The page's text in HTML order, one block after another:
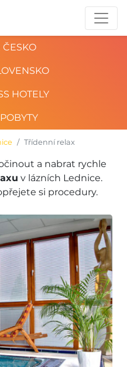
HOTELY
Třídenní relax
a nabrat rychle
v lázních Lednice.
si procedury.